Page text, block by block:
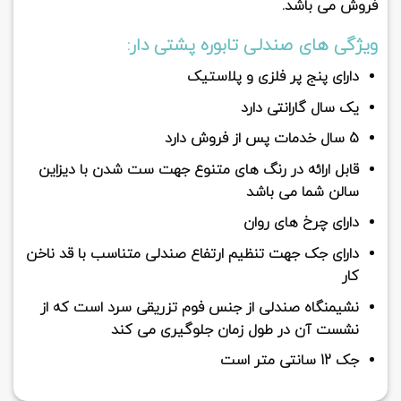
فروش می باشد.
ویژگی های صندلی تابوره پشتی دار:
دارای پنج پر فلزی و پلاستیک
یک سال گارانتی دارد
5 سال خدمات پس از فروش دارد
قابل ارائه در رنگ های متنوع جهت ست شدن با دیزاین
سالن شما می باشد
دارای چرخ های روان
دارای جک جهت تنظیم ارتفاع صندلی متناسب با قد ناخن
کار
نشیمنگاه صندلی از جنس فوم تزریقی سرد است که از
نشست آن در طول زمان جلوگیری می کند
جک 12 سانتی متر است